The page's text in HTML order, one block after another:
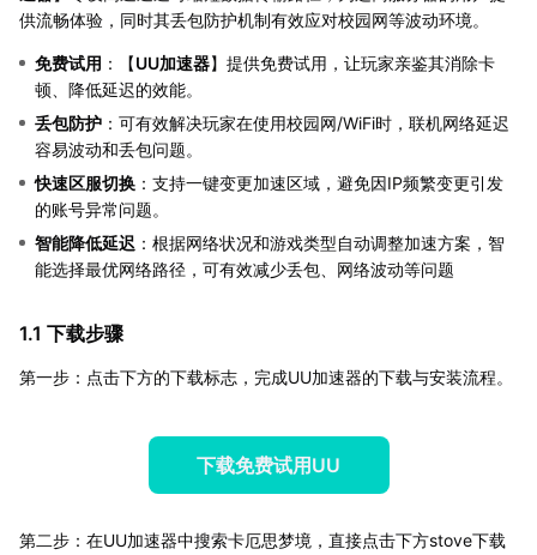
供流畅体验，同时其丢包防护机制有效应对校园网等波动环境。
免费试用 ：【UU加速器】提供免费试用，让玩家亲鉴其消除卡
顿、降低延迟的效能。
丢包防护 ：可有效解决玩家在使用校园网/WiFi时，联机网络延迟
容易波动和丢包问题。
快速区服切换 ：支持一键变更加速区域，避免因IP频繁变更引发
的账号异常问题。
智能降低延迟 ：根据网络状况和游戏类型自动调整加速方案，智
能选择最优网络路径，可有效减少丢包、网络波动等问题
1.1 下载步骤
第一步：点击下方的下载标志，完成UU加速器的下载与安装流程。
下载免费试用UU
第二步：在UU加速器中搜索卡厄思梦境，直接点击下方stove下载